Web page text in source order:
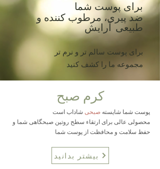
برای پوست شما
ضد پیری، مرطوب کننده و
طبیعی آرایش
برای پوست سالم تر و نرم تر
مجموعه ما را کشف کنید
کرم صبح
پوست شما شایسته صبحی شاداب است
محصولی عالی برای ارتقاء سطح روتین صبحگاهی شما و
حفظ سلامت و محافظت از پوست شما
بیشتر بدانید